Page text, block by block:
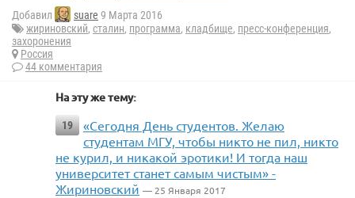
Добавил suare 9 Марта 2016
жириновский, сталин, программа, кладбище, пресс-конференция,
захоронения
Россия
44 комментария
На эту же тему:
19
«Сегодня День студентов. Желаю
студентам МГУ, чтобы никто не пил, никто
не курил, и никакой эротики! И тогда наш
университет станет самым чистым» -
Жириновский — 25 Января 2017